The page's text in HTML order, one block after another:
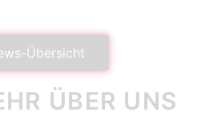
Übersicht
ÜBER UNS